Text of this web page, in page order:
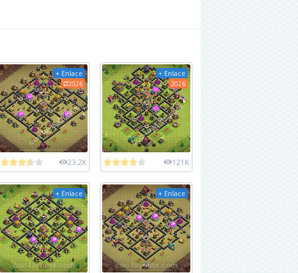
+ Enlace
2026
23.2K
+ Enlace
2026
121K
+ Enlace + Enlace